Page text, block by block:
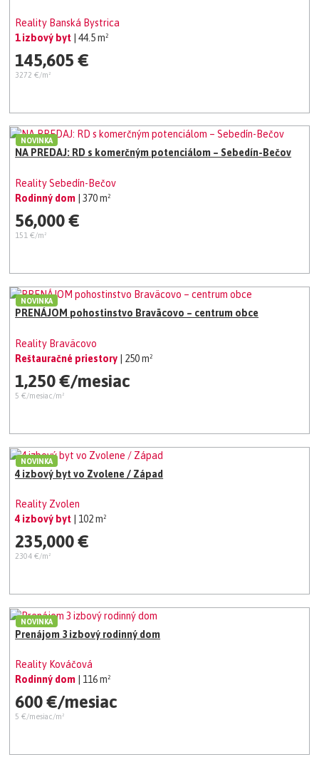
Reality Banská Bystrica
1 izbový byt
| 44.5 m²
145,605 €
3272 €/m²
NA PREDAJ: RD s komerčným potenciálom – Sebedín-Bečov
Reality Sebedín-Bečov
Rodinný dom
| 370 m²
56,000 €
151 €/m²
NOVINKA
PRENÁJOM pohostinstvo Braväcovo – centrum obce
Reality Braväcovo
Reštauračné priestory
| 250 m²
1,250 €/mesiac
5 €/mesiac/m²
NOVINKA
4 izbový byt vo Zvolene / Západ
Reality Zvolen
4 izbový byt
| 102 m²
235,000 €
2304 €/m²
NOVINKA
Prenájom 3 izbový rodinný dom
Reality Kováčová
Rodinný dom
| 116 m²
600 €/mesiac
5 €/mesiac/m²
NOVINKA